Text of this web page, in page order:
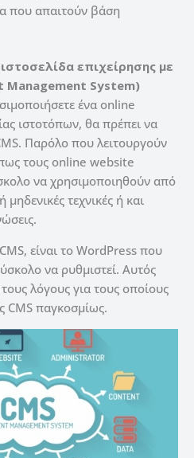
που απαιτούν βάση
επιχείρησης με
Management System)
ένα online
ιστοτόπων, θα πρέπει να
Παρόλο που λειτουργούν
τους online website
να χρησιμοποιηθούν από
μηδενικές τεχνικές ή και
είναι το WordPress που
να ρυθμιστεί. Αυτός
λόγους για τους οποίους
CMS παγκοσμίως.